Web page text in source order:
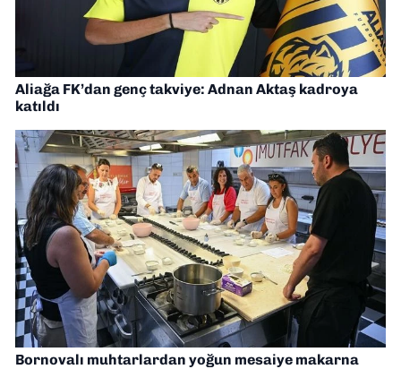
Aliağa FK’dan genç takviye: Adnan Aktaş kadroya
katıldı
Bornovalı muhtarlardan yoğun mesaiye makarna